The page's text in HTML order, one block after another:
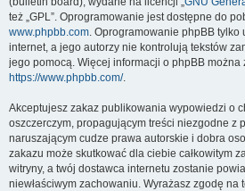
też „GPL”. Oprogramowanie jest dostępne do
www.phpbb.com. Oprogramowanie phpBB tylko
internet, a jego autorzy nie kontrolują tekstów
jego pomocą. Więcej informacji o phpBB można
https://www.phpbb.com/.
Akceptujesz zakaz publikowania wypowiedzi o
oszczerczym, propagującym treści niezgodne z
naruszającym cudze prawa autorskie i dobra
zakazu może skutkować dla ciebie całkowitym
witryny, a twój dostawca internetu zostanie
niewłaściwym zachowaniu. Wyrażasz zgodę na